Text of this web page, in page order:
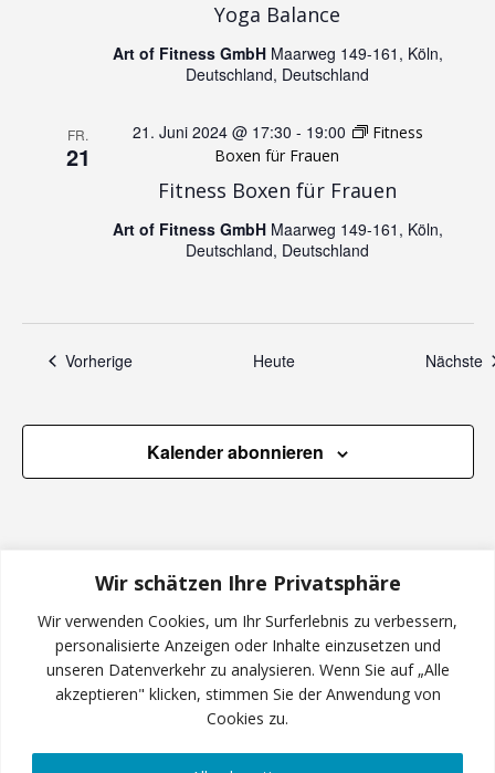
Wir schätzen Ihre Privatsphäre
Wir verwenden Cookies, um Ihr Surferlebnis zu verbessern,
personalisierte Anzeigen oder Inhalte einzusetzen und
unseren Datenverkehr zu analysieren. Wenn Sie auf „Alle
akzeptieren" klicken, stimmen Sie der Anwendung von
Cookies zu.
i
c
t
n
N
a
i
g
a
t
Yoga Balance
Art of Fitness GmbH Maarweg 149-161, Köln,
Deutschland, Deutschland
FR.
21
Fitness Boxen für Frauen
21. Juni 2024 @ 17:30 - 19:00
Fitness
Boxen für Frauen
Art of Fitness GmbH Maarweg 149-161, Köln,
Deutschland, Deutschland
VorherigeVeranstaltungen Heute Nächste
Kalender abonnieren
INSTAGRAM